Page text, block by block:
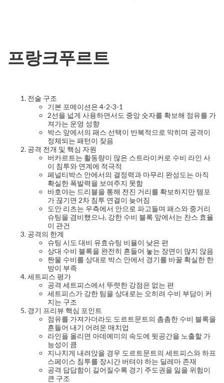
프랑크푸르트
전술 구조
기본 포메이션은 4-2-3-1
2선을 넓게 사용하면서도 중앙 숫자를 확보해 점유를 가
져가는 운영 성향
박스 앞에서의 패스 선택이 반복적으로 막히며 공격이
정체되는 패턴이 잦음
공격 전개 및 핵심 자원
버카르트는 활동량이 많은 스트라이커로 수비 라인 사
이 침투와 연계에 적극적
페널티박스 안에서의 결정력과 마무리 완성도는 아직
확실한 폭발력을 보여주지 못함
바호야는 드리블을 통해 전진 거리를 확보하지만 템포
가 끊기면 2차 침투 연결이 늦어짐
도안 리츠는 우측에서 안으로 파고들며 패스와 중거리
슈팅을 겸비했으나, 강한 수비 블록 앞에서는 찬스 효율
이 관건
공격의 한계
슈팅 시도 대비 유효슈팅 비율이 낮은 편
상대 수비 블록을 완전히 흔들어 놓는 장면이 많지 않음
짠물 수비를 상대로 박스 안에서 경기를 바꿀 확실한 한
방이 부족
세트피스 평가
공격 세트피스에서 뚜렷한 강점은 없는 편
세트피스가 강한 팀을 상대로는 오히려 수비 부담이 커
지는 구조
경기 프리뷰 핵심 포인트
점유를 가져가더라도 도르트문트의 촘촘한 수비 블록을
흔들어 내기 어려운 매치업
라인을 올리면 아데예미의 속도에 뒷공간을 노출할 가
능성이 큼
지나치게 내려앉을 경우 도르트문트의 세트피스와 하프
스페이스 침투를 장시간 버텨야 하는 딜레마 존재
공격 답답함이 길어질수록 경기 주도권을 잃을 위험이
큰 구조